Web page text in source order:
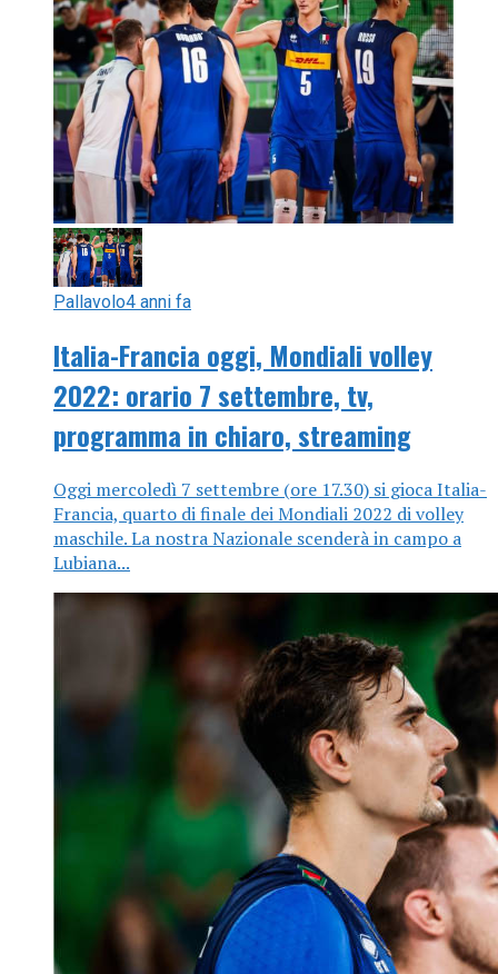
Pallavolo4 anni fa
Italia-Francia oggi, Mondiali volley
2022: orario 7 settembre, tv,
programma in chiaro, streaming
Oggi mercoledì 7 settembre (ore 17.30) si gioca Italia-
Francia, quarto di finale dei Mondiali 2022 di volley
maschile. La nostra Nazionale scenderà in campo a
Lubiana...